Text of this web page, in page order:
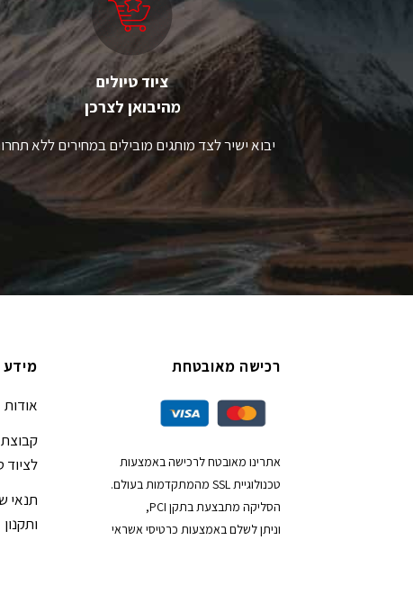
ציוד טיולים
מהיבואן לצרכן
יבוא ישיר לצד מותגים מובילים במחירים ללא
רכישה מאובטחת
אתרינו מאובטח לרכישה באמצעות
טכנולוגיית SSL מהמתקדמות בעולם.
הסליקה מתבצעת בתקן PCI,
וניתן לשלם באמצעות כרטיסי אשראי
מידע
אודות
לציוד
תנאי
ותקנון